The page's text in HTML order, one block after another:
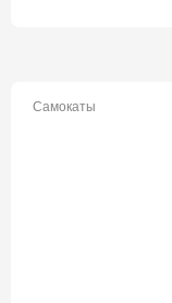
Самокаты